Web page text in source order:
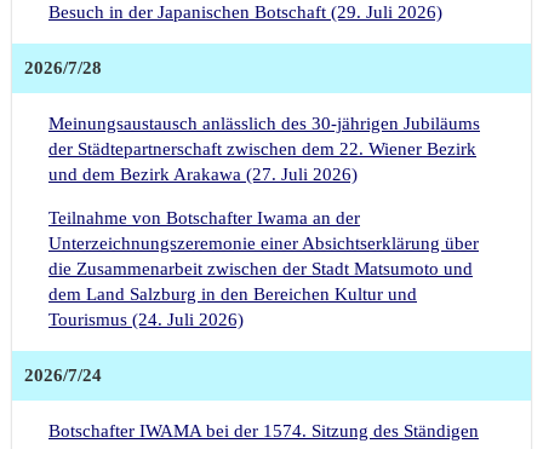
Besuch in der Japanischen Botschaft (29. Juli 2026)
2026/7/28
Meinungsaustausch anlässlich des 30-jährigen Jubiläums
der Städtepartnerschaft zwischen dem 22. Wiener Bezirk
und dem Bezirk Arakawa (27. Juli 2026)
Teilnahme von Botschafter Iwama an der
Unterzeichnungszeremonie einer Absichtserklärung über
die Zusammenarbeit zwischen der Stadt Matsumoto und
dem Land Salzburg in den Bereichen Kultur und
Tourismus (24. Juli 2026)
2026/7/24
Botschafter IWAMA bei der 1574. Sitzung des Ständigen